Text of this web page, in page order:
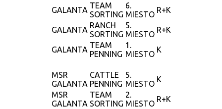
GALANTA TEAM
SORTING
6.
MIESTO R+K
GALANTA RANCH
SORTING
5.
MIESTO R+K
GALANTA TEAM
PENNING
1.
MIESTO K
MSR
GALANTA
CATTLE
PENNING
5.
MIESTO K
MSR
GALANTA
TEAM
SORTING
2.
MIESTO R+K